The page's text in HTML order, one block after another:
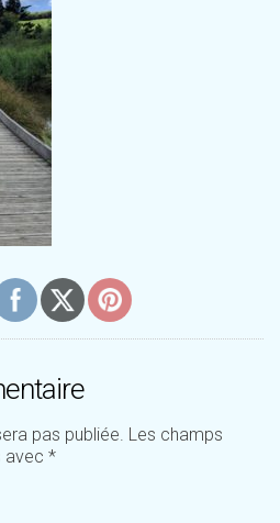
pas publiée. Les champs
avec *